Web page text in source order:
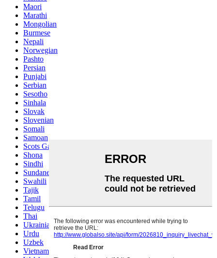
Maori
Marathi
Mongolian
Burmese
Nepali
Norwegian
Pashto
Persian
Punjabi
Serbian
Sesotho
Sinhala
Slovak
Slovenian
Somali
Samoan
Scots Gaelic
Shona
Sindhi
Sundanese
Swahili
Tajik
Tamil
Telugu
Thai
Ukrainian
Urdu
Uzbek
Vietnamese